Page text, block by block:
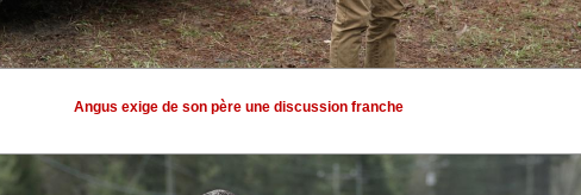
Angus exige de son père une discussion franche